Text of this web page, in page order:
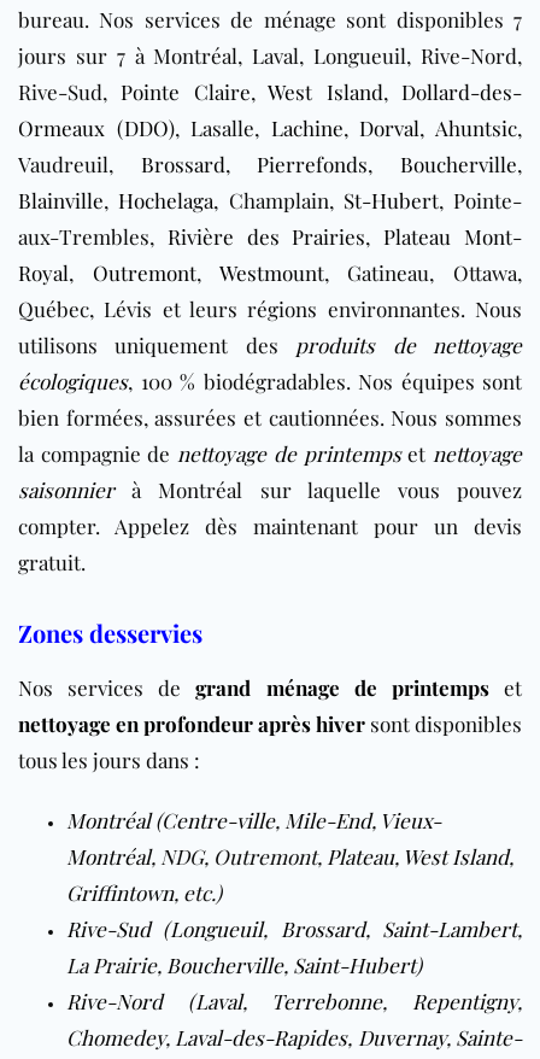
bureau. Nos services de ménage sont disponibles 7
jours sur 7 à Montréal, Laval, Longueuil, Rive-Nord,
Rive-Sud, Pointe Claire,West Island, Dollard-des-
Ormeaux (DDO), Lasalle, Lachine, Dorval, Ahuntsic,
Vaudreuil, Brossard, Pierrefonds, Boucherville,
Blainville, Hochelaga, Champlain, St-Hubert, Pointe-
aux-Trembles, Rivière des Prairies, Plateau Mont-
Royal, Outremont, Westmount, Gatineau, Ottawa,
Québec, Lévis et leurs régions environnantes. Nous
utilisons uniquement des produits de nettoyage
écologiques, 100 % biodégradables. Nos équipes sont
bien formées, assurées et cautionnées. Nous sommes
la compagnie de nettoyage de printempset nettoyage
saisonnierà Montréal sur laquelle vous pouvez
compter. Appelez dès maintenant pour un devis
gratuit.
Zones desservies
Nos services degrand ménage de printempset
nettoyage en profondeur après hiver sont disponibles
tous les jours dans :
Montréal(Centre-ville, Mile-End, Vieux-
Montréal, NDG, Outremont, Plateau, West Island,
Griffintown, etc.)
Rive-Sud(Longueuil, Brossard, Saint-Lambert,
La Prairie, Boucherville, Saint-Hubert)
Rive-Nord(Laval, Terrebonne, Repentigny,
Chomedey, Laval-des-Rapides, Duvernay, Sainte-